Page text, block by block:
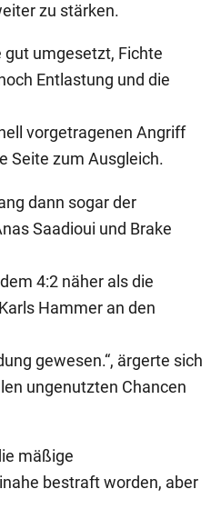
zu stärken.
gut umgesetzt, Fichte
Entlastung und die
vorgetragenen Angriff
Seite zum Ausgleich.
dann sogar der
Saadioui und Brake
4:2 näher als die
Hammer an den
gewesen.“, ärgerte sich
ungenutzten Chancen
mäßige
bestraft worden, aber